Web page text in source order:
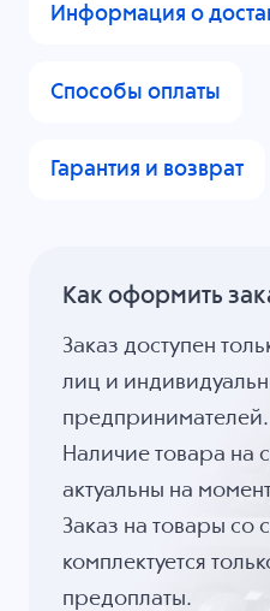
Информация о
Способы оплаты
Гарантия и возврат
Как оформить
Заказ доступен
лиц и
предпринимателей.
Наличие товара на
актуальны на
Заказ на товары со
комплектуется
предоплаты.